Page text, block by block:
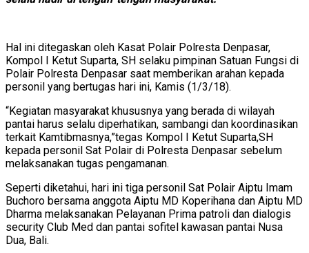
Hal ini ditegaskan oleh Kasat Polair Polresta Denpasar,
Kompol I Ketut Suparta, SH selaku pimpinan Satuan Fungsi di
Polair Polresta Denpasar saat memberikan arahan kepada
personil yang bertugas hari ini, Kamis (1/3/18).
“Kegiatan masyarakat khususnya yang berada di wilayah
pantai harus selalu diperhatikan, sambangi dan koordinasikan
terkait Kamtibmasnya,”tegas Kompol I Ketut Suparta,SH
kepada personil Sat Polair di Polresta Denpasar sebelum
melaksanakan tugas pengamanan.
Seperti diketahui, hari ini tiga personil Sat Polair Aiptu Imam
Buchoro bersama anggota Aiptu MD Koperihana dan Aiptu MD
Dharma melaksanakan Pelayanan Prima patroli dan dialogis
security Club Med dan pantai sofitel kawasan pantai Nusa
Dua, Bali.